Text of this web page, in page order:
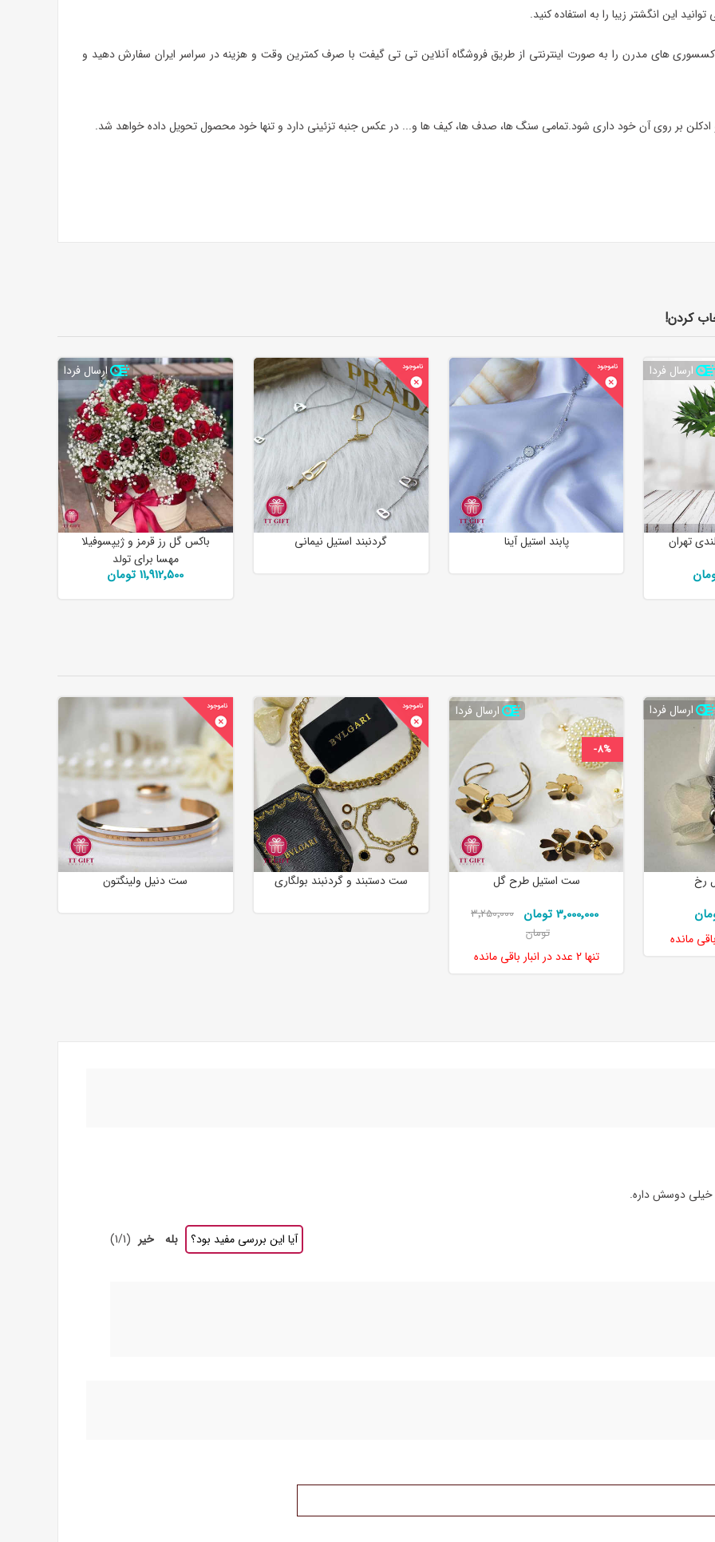
این انگشتر زیبا را به استفاده کنید.
و اکسسوری های مدرن را به صورت اینترنتی از طریق فروشگاه آنلاین تی تی گیفت با صرف کمترین وقت و هزینه در سراسر ایران سفارش دهید و
بر روی آن خود داری شود.تمامی سنگ ها، صدف ها، کیف ها و... در عکس جنبه تزئینی دارد و تنها خود محصول تحویل داده خواهد شد.
کردن!
ارسال فردا
تهران پابند استیل آینا گردنبند استیل نیمانی
ارسال فردا
باکس گل رز قرمز و ژیپسوفیلا
مهسا برای تولد
11٬912٬500 تومان
ارسال فردا
رخ
مانده
ارسال فردا
-8%
ست استیل طرح گل
3٬000٬000 تومان
3٬250٬000
تومان
تنها 2 عدد در انبار باقی مانده
ست دستبند و گردنبند بولگاری ست دنیل ولینگتون
خیلی دوسش داره.
آیا این بررسی مفید بود؟ بله خیر (
1/1
)